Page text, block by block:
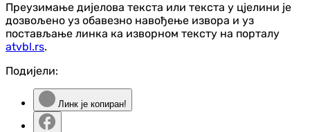
Преузимање дијелова текста или текста у цјелини је
дозвољено уз обавезно навођење извора и уз
постављање линка ка изворном тексту на порталу
atvbl.rs.
Подијели:
Линк је копиран!